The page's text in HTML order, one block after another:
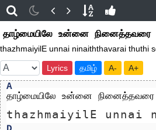
தாழ்மையிலே உன்னை நினைத்தவரை
thazhmaiyilE unnai ninaiththavarai thuthi
Lyrics தமிழ் A- A+
A
தாழ்மையிலே உன்னை நினைத்தவரை
thazhmaiyilE